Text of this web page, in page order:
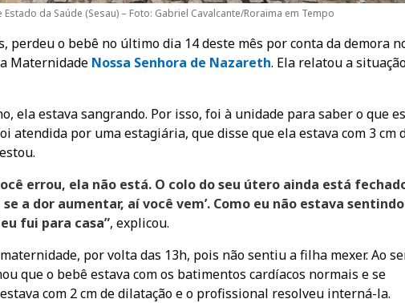
Estado da Saúde (Sesau) – Foto: Gabriel Cavalcante/Roraima em Tempo
perdeu o bebê no último dia 14 deste mês por conta da demora
Maternidade Nossa Senhora de Nazareth. Ela relatou a
ela estava sangrando. Por isso, foi à unidade para saber o que
atendida por uma estagiária, que disse que ela estava com 3 cm
errou, ela não está. O colo do seu útero ainda está
a dor aumentar, aí você vem’. Como eu não estava
fui para casa”, explicou.
por volta das 13h, pois não sentiu a filha mexer. Ao
que o bebê estava com os batimentos cardíacos normais e se
com 2 cm de dilatação e o profissional resolveu interná-la.